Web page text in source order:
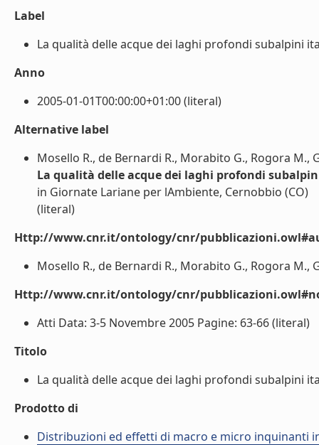
Label
La qualità delle acque dei laghi profondi subalpini
Anno
2005-01-01T00:00:00+01:00 (literal)
Alternative label
Mosello R., de Bernardi R., Morabito G., Rogora M.,
La qualità delle acque dei laghi profondi
in Giornate Lariane per lAmbiente, Cernobbio (CO)
(literal)
Http://www.cnr.it/ontology/cnr/
Mosello R., de Bernardi R., Morabito G., Rogora M.,
Http://www.cnr.it/ontology/cnr/
Atti Data: 3-5 Novembre 2005 Pagine: 63-66 (literal)
Titolo
La qualità delle acque dei laghi profondi subalpini
Prodotto di
Distribuzioni ed effetti di macro e micro inquinanti